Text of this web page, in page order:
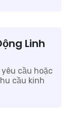
Linh
cầu hoặc
cầu kinh